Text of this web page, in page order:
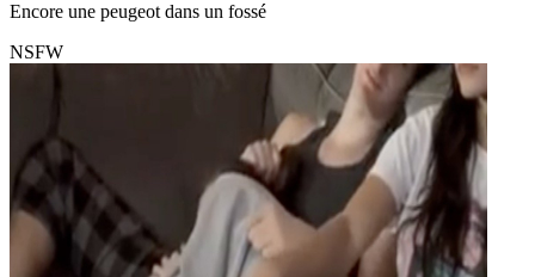
Encore une peugeot dans un fossé
NSFW